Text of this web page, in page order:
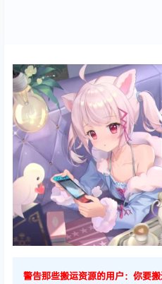
警告那些搬运资源的用户：你要